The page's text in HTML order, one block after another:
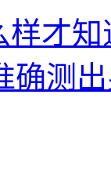
样才
确测